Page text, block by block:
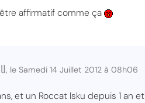
affirmatif comme ça
, le Samedi 14 Juillet 2012 à 08h06
et un Roccat Isku depuis 1 an et